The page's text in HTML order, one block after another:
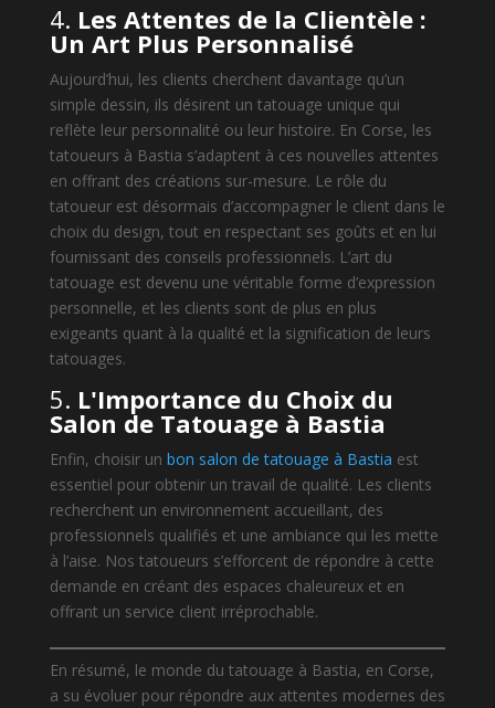
4. Les Attentes de la Clientèle :
Un Art Plus Personnalisé
Aujourd’hui, les clients cherchent davantage qu’un
simple dessin, ils désirent un tatouage unique qui
reflète leur personnalité ou leur histoire. En Corse, les
tatoueurs à Bastia s’adaptent à ces nouvelles attentes
en offrant des créations sur-mesure. Le rôle du
tatoueur est désormais d’accompagner le client dans le
choix du design, tout en respectant ses goûts et en lui
fournissant des conseils professionnels. L’art du
tatouage est devenu une véritable forme d’expression
personnelle, et les clients sont de plus en plus
exigeants quant à la qualité et la signification de leurs
tatouages.
5. L'Importance du Choix du
Salon de Tatouage à Bastia
Enfin, choisir un bon salon de tatouage à Bastia est
essentiel pour obtenir un travail de qualité. Les clients
recherchent un environnement accueillant, des
professionnels qualifiés et une ambiance qui les mette
à l’aise. Nos tatoueurs s’efforcent de répondre à cette
demande en créant des espaces chaleureux et en
offrant un service client irréprochable.
En résumé, le monde du tatouage à Bastia, en Corse,
a su évoluer pour répondre aux attentes modernes des